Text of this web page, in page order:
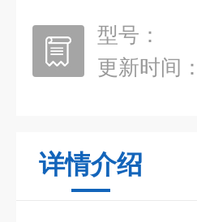
型号：
更新时间：
详情介绍